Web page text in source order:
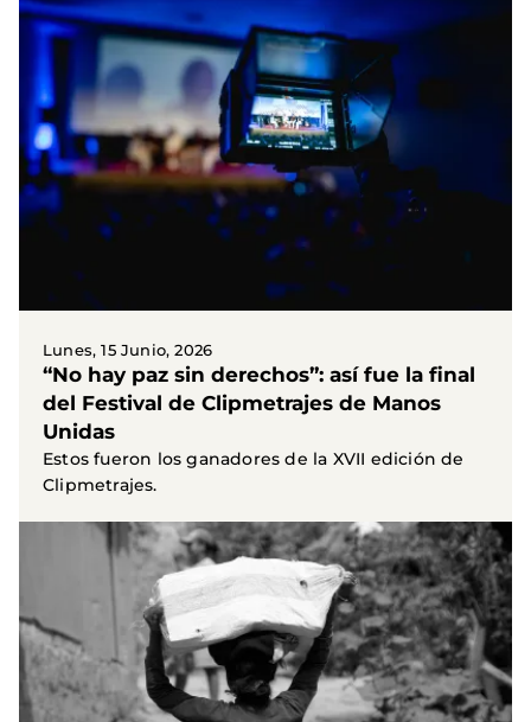
Lunes, 15 Junio, 2026
“No hay paz sin derechos”: así fue la final
del Festival de Clipmetrajes de Manos
Unidas
Estos fueron los ganadores de la XVII edición de
Clipmetrajes.